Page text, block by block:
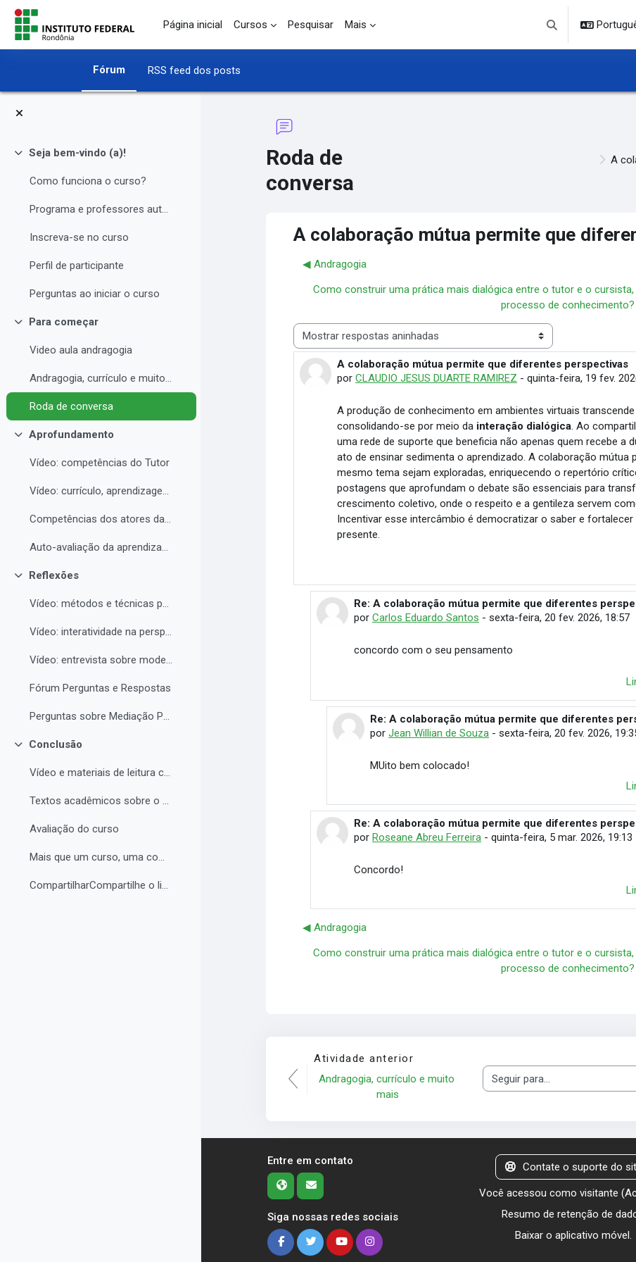
Ir para o conteúdo principal
Página inicial
Cursos Pesquisar Mais
Alternar entrada
Fórum RSS feed dos posts
Contrair
Seja bem-vindo (a)!
Como funciona o curso?
Programa e professores autores
Inscreva-se no curso
Perfil de participante
Perguntas ao iniciar o curso
Contrair
Para começar
Video aula andragogia
Andragogia, currículo e muito mais
Roda de conversa
Contrair
Aprofundamento
Vídeo: competências do Tutor
Vídeo: currículo, aprendizagem e docência para EAD
Competências dos atores da educação a distância professor, tutor e aluno
Auto-avaliação da aprendizagem
Contrair
Reflexões
Vídeo: métodos e técnicas para EAD
Vídeo: interatividade na perspectiva de Vigotski
Vídeo: entrevista sobre modelos de tutoria e modelos de cursos a distância
Fórum Perguntas e Respostas
Perguntas sobre Mediação Pedagógica
Contrair
Conclusão
Vídeo e materiais de leitura complementar
Textos acadêmicos sobre o curso (para aprofundamento opcional)
Avaliação do curso
Mais que um curso, uma comunidade de aprendizagem!...
CompartilharCompartilhe o link do curso em suas re...
Roda de
conversa
A
A colaboração mútua permite que
◀︎ Andragogia
Como construir uma prática mais dialógica entre o tutor e o
processo de
Modo de visualização
A colaboração mútua permite que diferentes perspectivas
porCLAUDIO JESUS DUARTE RAMIREZ -quinta-feira, 19 fev.
Número de respostas: 3
A produção de conhecimento em ambientes virtuais
consolidando-se por meio da interação dialógica. Ao
uma rede de suporte que beneficia não apenas quem recebe a
ato de ensinar sedimenta o aprendizado. A colaboração
mesmo tema sejam exploradas, enriquecendo o repertório
postagens que aprofundam o debate são essenciais para
crescimento coletivo, onde o respeito e a gentileza servem
Incentivar esse intercâmbio é democratizar o saber e
presente.
Em resposta à CLAUDIO JESUS DUARTE RAMIREZ
Re: A colaboração mútua permite que diferentes
por Carlos Eduardo Santos - sexta-feira, 20 fev. 2026, 18:57
concordo com o seu pensamento
Em resposta à Carlos Eduardo Santos
Re: A colaboração mútua permite que diferentes
porJean Willian de Souza -sexta-feira, 20 fev. 2026,
MUito bem colocado!
Em resposta à CLAUDIO JESUS DUARTE RAMIREZ
Re: A colaboração mútua permite que diferentes
por Roseane Abreu Ferreira- quinta-feira, 5 mar. 2026, 19:13
Concordo!
◀︎ Andragogia
Como construir uma prática mais dialógica entre o tutor e o
processo de
Atividade anterior
Andragogia, currículo e muito
mais
Seguir para...
Entre em contato
Siga nossas redes sociais
Contate o suporte do
Você acessou como visitante (
Resumo de retenção de
Baixar o aplicativo móvel.